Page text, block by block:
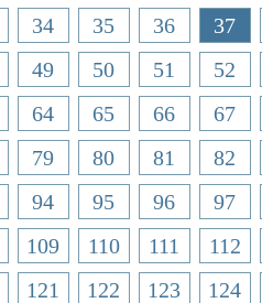
34 35 36 37
49 50 51 52
64 65 66 67
79 80 81 82
94 95 96 97
109 110 111 112
121 122 123 124